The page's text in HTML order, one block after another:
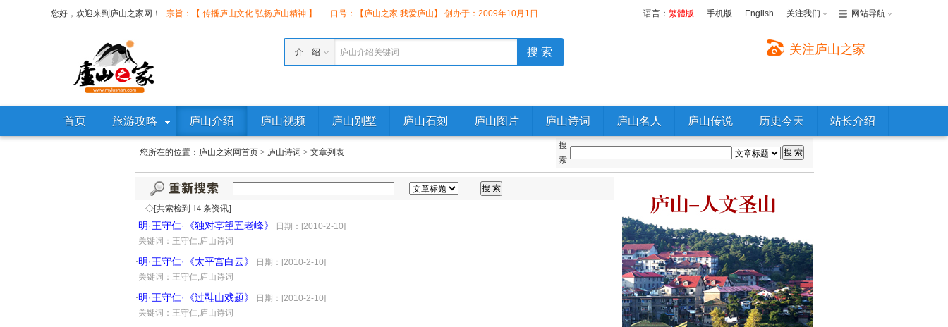
您好，欢迎来到庐山之家网！ 宗旨：【 传播庐山文化 弘扬庐山精神 】 口号：【庐山之家 我爱庐山】 创办于：2009年10月1日 语言： 繁體版 手机版 English 关注我们 网站导航
庐山介绍关键词
介 绍 关注庐山之家
首页 旅游攻略 庐山介绍 庐山视频 庐山别墅 庐山石刻 庐山图片 庐山诗词 庐山名人 庐山传说 历史今天 站长介绍
您所在的位置： 庐山之家网首页 > 庐山诗词 > 文章列表
搜
索
◇[共索检到 14 条资讯]
·明·王守仁·《独对亭望五老峰》
日期：[2010-2-10]
关键词：王守仁,庐山诗词
·明·王守仁·《太平宫白云》
日期：[2010-2-10]
关键词：王守仁,庐山诗词
·明·王守仁·《过鞋山戏题》
日期：[2010-2-10]
关键词：王守仁,庐山诗词